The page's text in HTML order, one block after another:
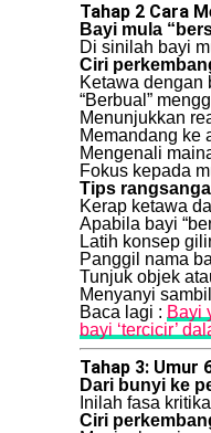
Tahap 2 Cara
Bayi mula
Di sinilah bayi
Ciri
Ketawa dengan
“Berbual”
Menunjukkan
Memandang ke
Mengenali
Fokus kepada
Tips
Kerap ketawa
Apabila bayi
Latih konsep
Panggil nama
Tunjuk objek
Menyanyi
Baca lagi : Bayi
bayi ‘tercicir’
Tahap 3: Umur
Dari bunyi ke
Inilah fasa
Ciri